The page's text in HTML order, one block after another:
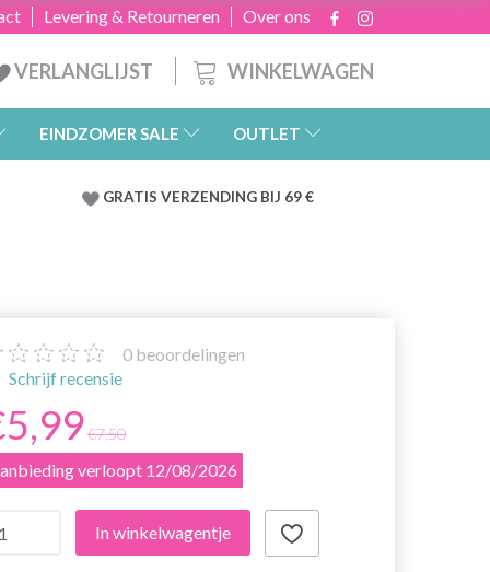
Over ons
Levering & Retourneren
WINKELWAGEN
VERLANGLIJST
EINDZOMER SALE OUTLET
GRATIS VERZENDING BIJ 69 €
0 beoordelingen
Schrijf recensie
€7,50
verloopt 12/08/2026
In winkelwagentje